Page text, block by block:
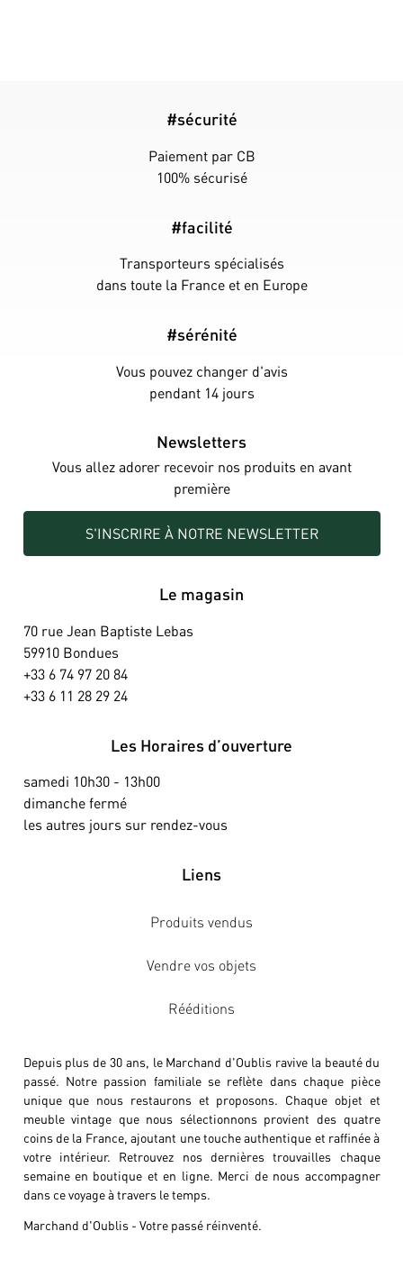
#sécurité
Paiement par CB
100% sécurisé
#facilité
Transporteurs spécialisés
dans toute la France et en Europe
#sérénité
Vous pouvez changer d'avis
pendant 14 jours
Newsletters
Vous allez adorer recevoir nos produits en avant
première
S'INSCRIRE À NOTRE NEWSLETTER
Le magasin
70 rue Jean Baptiste Lebas
59910 Bondues
+33 6 74 97 20 84
+33 6 11 28 29 24
Les Horaires d’ouverture
samedi 10h30 - 13h00
dimanche fermé
les autres jours sur rendez-vous
Liens
Produits vendus
Vendre vos objets
Rééditions
Depuis plus de 30 ans, le Marchand d'Oublis ravive la beauté du
passé. Notre passion familiale se reflète dans chaque pièce
unique que nous restaurons et proposons. Chaque objet et
meuble vintage que nous sélectionnons provient des quatre
coins de la France, ajoutant une touche authentique et raffinée à
votre intérieur. Retrouvez nos dernières trouvailles chaque
semaine en boutique et en ligne. Merci de nous accompagner
dans ce voyage à travers le temps.
Marchand d'Oublis - Votre passé réinventé.